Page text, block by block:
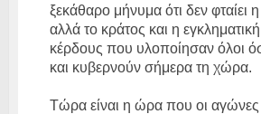
ξεκάθαρο μήνυμα ότι δεν φταίει
αλλά το κράτος και η
κέρδους που υλοποίησαν όλοι
και κυβερνούν σήμερα τη χώρα.
Τώρα είναι η ώρα που οι αγώνες